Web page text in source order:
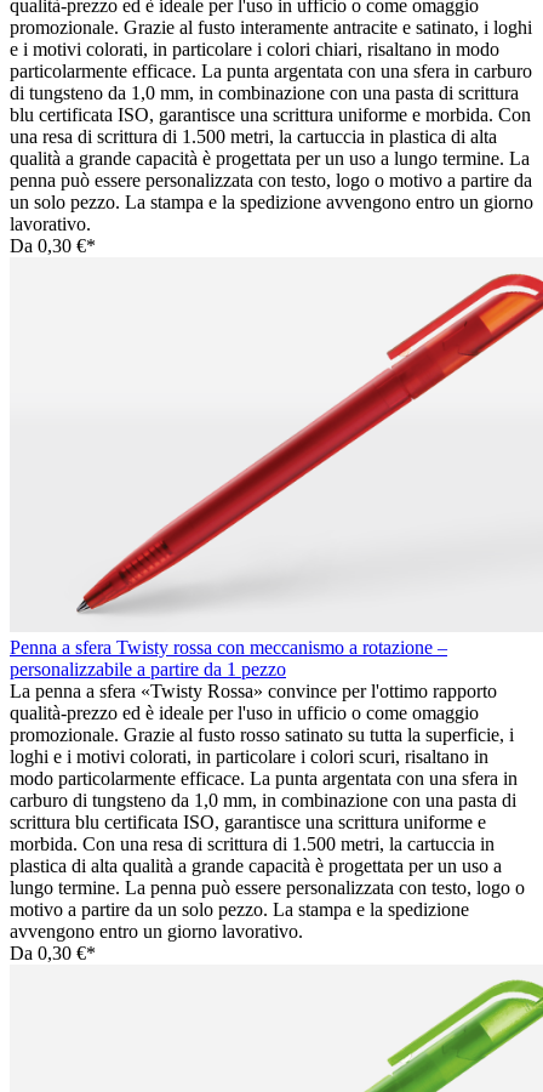
qualità-prezzo ed è ideale per l'uso in ufficio o come omaggio
promozionale. Grazie al fusto interamente antracite e satinato, i loghi
e i motivi colorati, in particolare i colori chiari, risaltano in modo
particolarmente efficace. La punta argentata con una sfera in carburo
di tungsteno da 1,0 mm, in combinazione con una pasta di scrittura
blu certificata ISO, garantisce una scrittura uniforme e morbida. Con
una resa di scrittura di 1.500 metri, la cartuccia in plastica di alta
qualità a grande capacità è progettata per un uso a lungo termine. La
penna può essere personalizzata con testo, logo o motivo a partire da
un solo pezzo. La stampa e la spedizione avvengono entro un giorno
lavorativo.
Da 0,30 €*
Penna a sfera Twisty rossa con meccanismo a rotazione –
personalizzabile a partire da 1 pezzo
La penna a sfera «Twisty Rossa» convince per l'ottimo rapporto
qualità-prezzo ed è ideale per l'uso in ufficio o come omaggio
promozionale. Grazie al fusto rosso satinato su tutta la superficie, i
loghi e i motivi colorati, in particolare i colori scuri, risaltano in
modo particolarmente efficace. La punta argentata con una sfera in
carburo di tungsteno da 1,0 mm, in combinazione con una pasta di
scrittura blu certificata ISO, garantisce una scrittura uniforme e
morbida. Con una resa di scrittura di 1.500 metri, la cartuccia in
plastica di alta qualità a grande capacità è progettata per un uso a
lungo termine. La penna può essere personalizzata con testo, logo o
motivo a partire da un solo pezzo. La stampa e la spedizione
avvengono entro un giorno lavorativo.
Da 0,30 €*